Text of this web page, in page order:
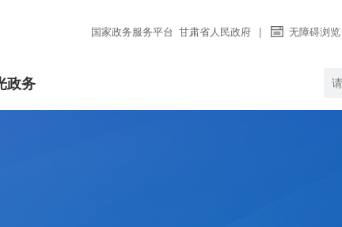
国家政务服务平台 甘肃省人民政府 | 无障碍浏览
政务